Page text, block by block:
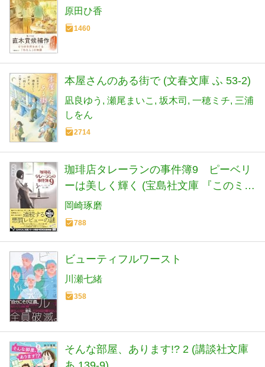
原田ひ香
1460
本屋さんのある街で (文春文庫 ふ 53-2)
凪良ゆう 瀬尾まいこ 坂木司 一穂ミチ 三浦
しをん
2714
珈琲店タレーランの事件簿9 ピーベリ
ーは美しく輝く (宝島社文庫 『このミ
ス』大賞シリーズ)
岡崎琢磨
788
ビューティフルワースト
川瀬七緒
358
そんな部屋、あります!? 2 (講談社文庫